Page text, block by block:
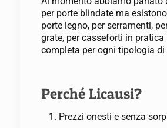
per porte blindate ma
porte legno, per serramenti,
grate, per casseforti in pratica
completa per ogni tipologia di
Perché Licausi?
Prezzi onesti e senza